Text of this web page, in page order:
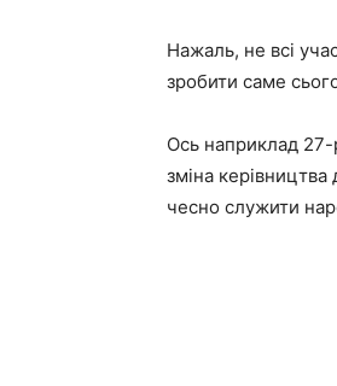
Нажаль, не всі
зробити саме
Ось наприклад 27-
зміна
чесно служити